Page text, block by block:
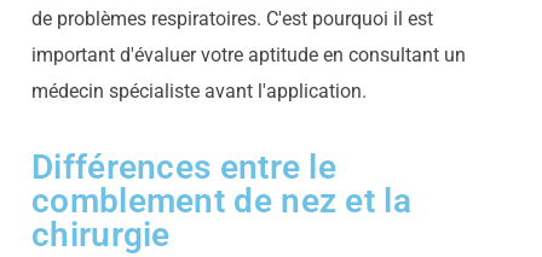
de problèmes respiratoires. C'est pourquoi il est
important d'évaluer votre aptitude en consultant un
médecin spécialiste avant l'application.
Différences entre le
comblement de nez et la
chirurgie